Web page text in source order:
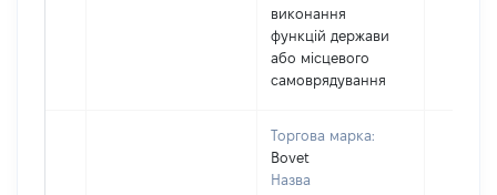
виконання
функцій держави
або місцевого
самоврядування
Торгова марка:
Bovet
Назва